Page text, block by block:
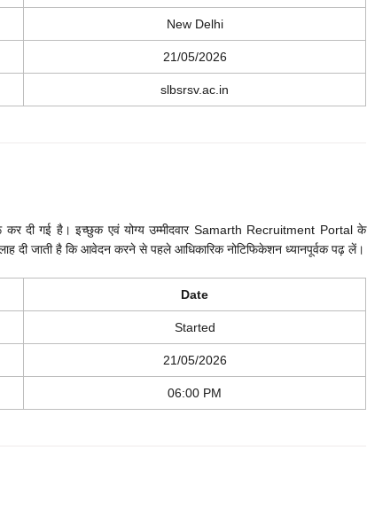
New Delhi
21/05/2026
slbsrsv.ac.in
दी गई है। इच्छुक एवं योग्य उम्मीदवार Samarth Recruitment Portal के
दी जाती है कि आवेदन करने से पहले आधिकारिक नोटिफिकेशन ध्यानपूर्वक पढ़ लें।
Date
Started
21/05/2026
06:00 PM